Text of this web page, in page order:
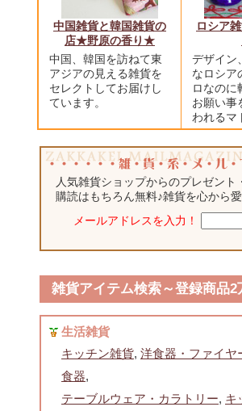
中国雑貨と韓国雑貨の
店★野原の香り★
中国、韓国を訪ねて東
アジアの見える雑貨を
セレクトしてお届けし
ています。
ロシア
デザイン
なロシア
ロなのに
お願い事
われるマ
人気雑貨ショップからのプレゼン
購読はもちろん無料♪雑貨を心から
メールアドレスを入力！
雑貨アイテム検索～登録商品
生活雑貨
キッチン雑貨, 洋食器・ファイヤ
食器,
テーブルウェア・カラトリー, キ